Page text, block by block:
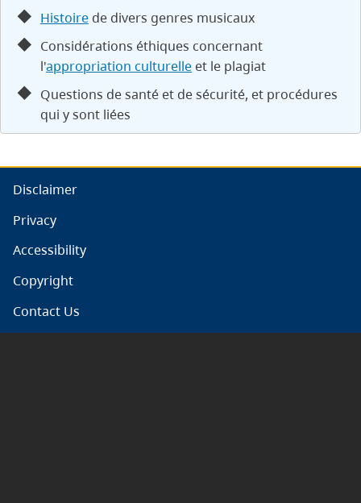
Histoire de divers genres musicaux
Considérations éthiques concernant
l'appropriation culturelle et le plagiat
Questions de santé et de sécurité, et procédures
qui y sont liées
Disclaimer
Privacy
Accessibility
Copyright
Contact Us